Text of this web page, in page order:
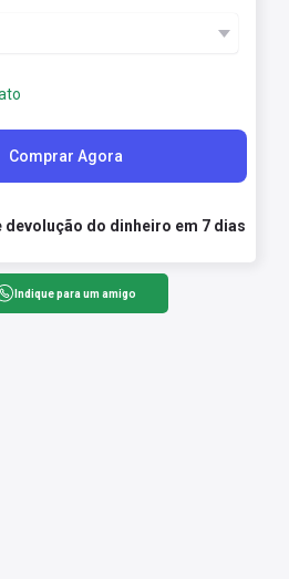
Comprar Agora
devolução do dinheiro em 7 dias
Indique para um amigo